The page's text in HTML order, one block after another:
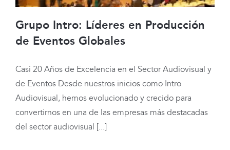
Grupo Intro: Líderes en Producción de
Eventos Globales
Grupo Intro: Líderes en Producción
de Eventos Globales
Casi 20 Años de Excelencia en el Sector Audiovisual y
de Eventos Desde nuestros inicios como Intro
Audiovisual, hemos evolucionado y crecido para
convertirnos en una de las empresas más destacadas
del sector audiovisual [...]